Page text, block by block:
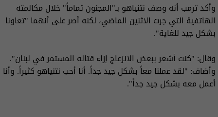
وأكد ترمب أنه وصف نتنياهو بـ"المجنون تماماً" خلال مكالمته
الهاتفية التي جرت الاثنين الماضي، لكنه أصر على أنهما "تعاونا
بشكل جيد للغاية".
وقال: "كنت أشعر ببعض الانزعاج إزاء قتاله المستمر في لبنان".
وأضاف: "لقد عملنا معاً بشكل جيد جداً. أنا أحب نتنياهو كثيراً. وأنا
أعمل معه بشكل جيد جداً".